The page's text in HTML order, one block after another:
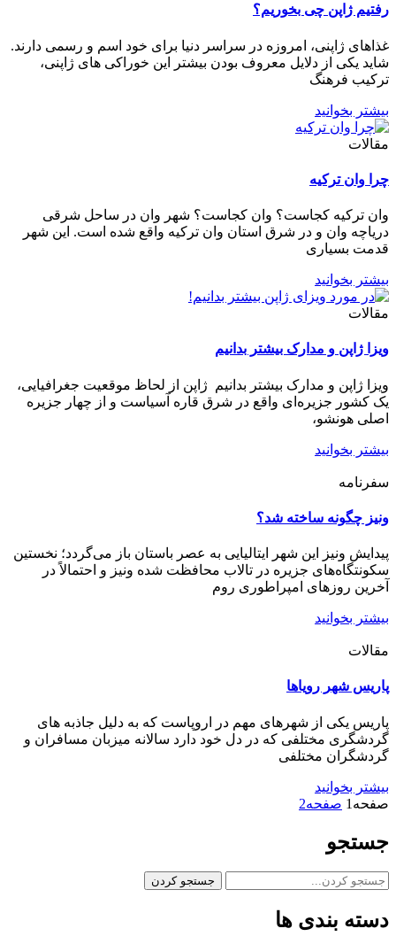
رفتیم ژاپن چی بخوریم؟
غذاهای ژاپنی، امروزه در سراسر دنیا برای خود اسم‌ و رسمی دارند.
شاید یکی از دلایل معروف بودن بیشتر این خوراکی های ژاپنی،
ترکیب فرهنگ
بیشتر بخوانید
مقالات
چرا وان ترکیه
وان ترکیه کجاست؟ وان کجاست؟ شهر وان در ساحل شرقی
دریاچه وان و در شرق استان وان ترکیه واقع شده است. این شهر
قدمت بسیاری
بیشتر بخوانید
مقالات
ویزا ژاپن و مدارک بیشتر بدانیم
ویزا ژاپن و مدارک بیشتر بدانیم ژاپن از لحاظ موقعیت جغرافیایی،
یک کشور جزیره‌ای واقع در شرق قاره آسیاست و از چهار جزیره
اصلی هونشو،
بیشتر بخوانید
سفرنامه
ونیز چگونه ساخته شد؟
پیدایش ونیز این شهر ایتالیایی به عصر باستان باز می‌گردد؛ نخستین
سکونتگاه‌های جزیره در تالاب‌ محافظت شده ونیز و احتمالاً در
آخرین روزهای امپراطوری روم
بیشتر بخوانید
مقالات
پاریس شهر رویاها
پاریس یکی از شهرهای مهم در اروپاست که به دلیل جاذبه های
گردشگری مختلفی که در دل خود دارد سالانه میزبان مسافران و
گردشگران مختلفی
بیشتر بخوانید
صفحه 1 صفحه2
جستجو
جستجو کردن
دسته بندی ها